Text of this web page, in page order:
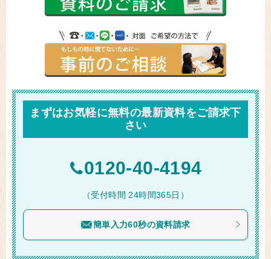
まずはお気軽に無料の最新資料をご請求下
さい
0120-40-4194
（受付時間 24時間365日）
簡単入力60秒の資料請求